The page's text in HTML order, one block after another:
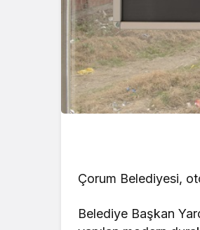
Çorum Belediyesi,
Belediye Başkan